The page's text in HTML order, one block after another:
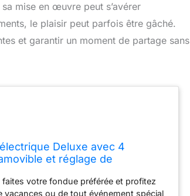
mise en œuvre peut s’avérer
le plaisir peut parfois être gâché.
et garantir un moment de partage sans
Deluxe avec 4
et réglage de
votre fondue préférée et profitez
ou de tout événement spécial